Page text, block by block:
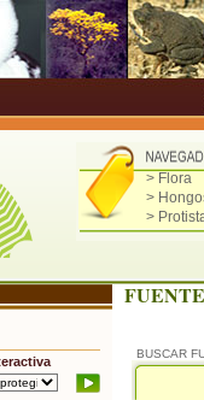
> Flora
>
>
BUSCAR